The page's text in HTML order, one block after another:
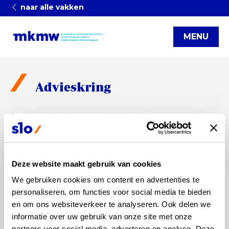
Deze website maakt gebruik van cookies
We gebruiken cookies om content en advertenties te
personaliseren, om functies voor social media te bieden
en om ons websiteverkeer te analyseren. Ook delen we
informatie over uw gebruik van onze site met onze
naar alle vakken
MENU
Advieskring
De vakvernieuwingscommissie kan tijdens het
actualisatieproces gebruikmaken van specialistische
expertise. Daarvoor is een advieskring ingericht. De leden
tussenproducten en raadplegen hun achterban voor
De advieskring bestaat uit:
NVLM: Koen Dogterom
LOOMM: Berend-Jan Mulder en Koen Hoondert